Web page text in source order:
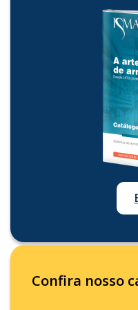
Confira nosso